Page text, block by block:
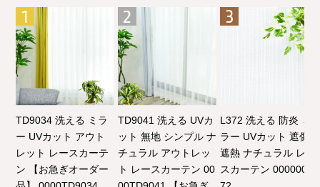
TD9034 洗える ミラ
ー UVカット アウト
レット レースカーテ
ン 【お急ぎオーダー
TD9041 洗える UVカ
ット 無地 シンプル ナ
チュラル アウトレッ
ト レースカーテン 00
L372 洗える 防炎 ミ
ラー UVカット 遮像
遮熱 ナチュラル レー
スカーテン 00000003